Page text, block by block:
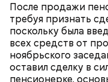
После продажи
требуя признать
поскольку была
всех средств от
ноябрьского
оставил сделку в
пенсионерке,
кабачок;